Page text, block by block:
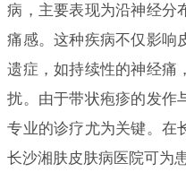
病，主要表现为沿神经分
痛感。这种疾病不仅影响
遗症，如持续性的神经痛
扰。由于带状疱疹的发作
专业的诊疗尤为关键。在
长沙湘肤皮肤病医院可为